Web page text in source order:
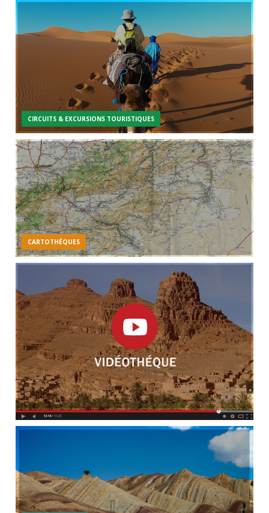
CIRCUITS & EXCURSIONS TOURISTIQUES
CARTOTHÉQUES